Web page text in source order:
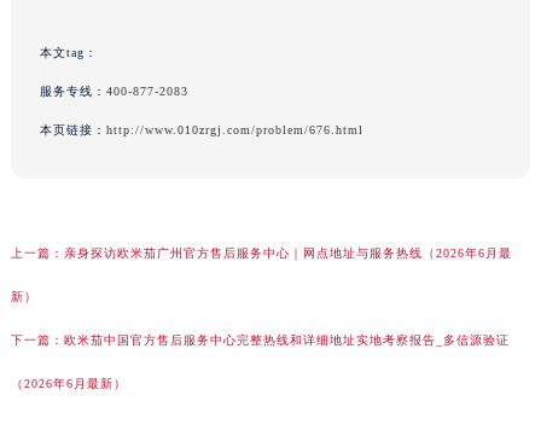
本文tag：
服务专线： 400-877-2083
本页链接： http://www.010zrgj.com/problem/676.html
上一篇： 亲身探访欧米茄广州官方售后服务中心｜网点地址与服务热线（2026年6月最
新）
下一篇： 欧米茄中国官方售后服务中心完整热线和详细地址实地考察报告_多信源验证
（2026年6月最新）